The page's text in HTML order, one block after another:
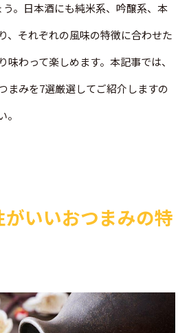
。日本酒にも純米系、吟醸系、本
、それぞれの風味の特徴に合わせた
味わって楽しめます。本記事では、
まみを7選厳選してご紹介しますの
いいおつまみの特